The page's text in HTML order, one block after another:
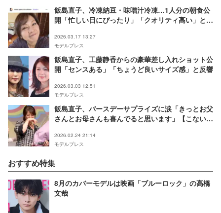
飯島直子、冷凍納豆・味噌汁冷凍…1人分の朝食公
開「忙しい日にぴったり」「クオリティ高い」と反
2026.03.17 13:27
モデルプレス
飯島直子、工藤静香からの豪華差し入れショット公
開「センスある」「ちょうど良いサイズ感」と反響
2026.03.03 12:51
モデルプレス
飯島直子、バースデーサプライズに涙「きっとお父
さんとお母さんも喜んでると思います」【こないだ
2026.02.24 21:14
モデルプレス
おすすめ特集
8月のカバーモデルは映画「ブルーロック」の高橋
文哉